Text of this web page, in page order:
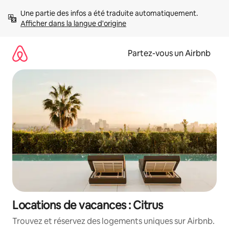
directement
Afficher dans la langue d'origine
Partez-vous un Airbnb
Locations de vacances : Citrus
Trouvez et réservez des logements uniques sur Airbnb.